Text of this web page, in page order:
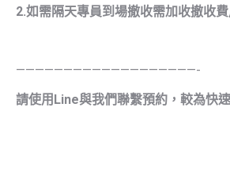
2.如需隔天專員到場撤收需加收撤收
———————————————————-
請使用Line與我們聯繫預約，較為快速